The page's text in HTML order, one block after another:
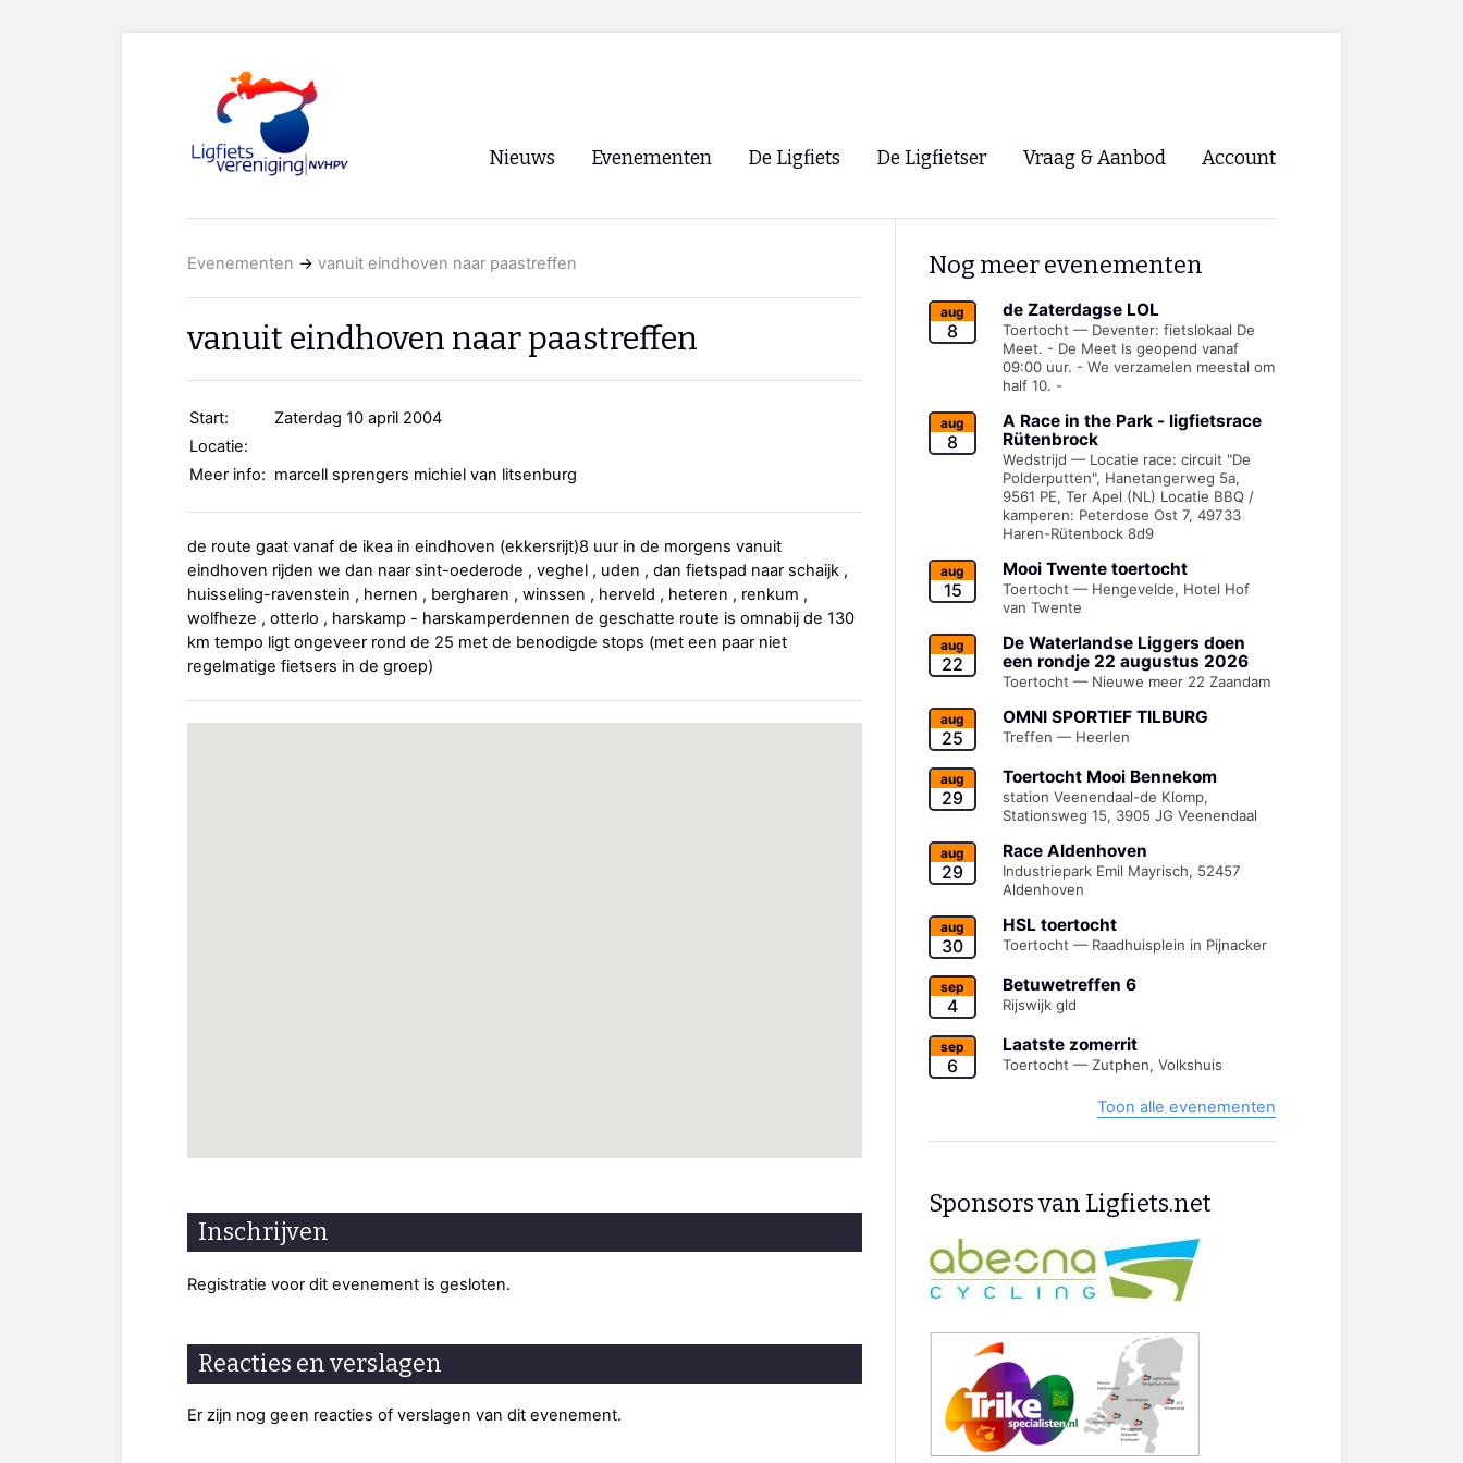
Nieuws Evenementen
WK Ligfietsen 2026
De Ligfiets De Ligfietser
Ligfietsvereninging NVHPV
Lokale Fietsverenigingen
EHPVA & EuSupino 🡺
Forum ligfietsers.nl 🡺
Vraag & Aanbod Account
Registreren
Evenementen → vanuit eindhoven naar paastreffen
vanuit eindhoven naar paastreffen
Start:
Zaterdag 10 april 2004
Locatie:
Meer info: marcell sprengers michiel van litsenburg
de route gaat vanaf de ikea in eindhoven (ekkersrijt)8 uur in de morgens vanuit
eindhoven rijden we dan naar sint-oederode , veghel , uden , dan fietspad naar schaijk ,
huisseling-ravenstein , hernen , bergharen , winssen , herveld , heteren , renkum ,
wolfheze , otterlo , harskamp - harskamperdennen de geschatte route is omnabij de 130
km tempo ligt ongeveer rond de 25 met de benodigde stops (met een paar niet
regelmatige fietsers in de groep)
Inschrijven
Registratie voor dit evenement is gesloten.
Reacties en verslagen
Er zijn nog geen reacties of verslagen van dit evenement.
Nog meer evenementen
aug
8
de Zaterdagse LOL
Toertocht — Deventer: fietslokaal De
Meet. - De Meet Is geopend vanaf
09:00 uur. - We verzamelen meestal om
half 10. -
aug
8
A Race in the Park - ligfietsrace
Rütenbrock
Wedstrijd — Locatie race: circuit "De
Polderputten", Hanetangerweg 5a,
9561 PE, Ter Apel (NL) Locatie BBQ /
kamperen: Peterdose Ost 7, 49733
Haren-Rütenbock 8d9
aug
15
Mooi Twente toertocht
Toertocht — Hengevelde, Hotel Hof
van Twente
aug
22
De Waterlandse Liggers doen
een rondje 22 augustus 2026
Toertocht — Nieuwe meer 22 Zaandam
aug
25
OMNI SPORTIEF TILBURG
Treffen — Heerlen
aug
29
Toertocht Mooi Bennekom
station Veenendaal-de Klomp,
Stationsweg 15, 3905 JG Veenendaal
aug
29
Race Aldenhoven
Industriepark Emil Mayrisch, 52457
Aldenhoven
aug
30
HSL toertocht
Toertocht — Raadhuisplein in Pijnacker
sep
4
Betuwetreffen 6
Rijswijk gld
sep
6
Laatste zomerrit
Toertocht — Zutphen, Volkshuis
Toon alle evenementen
Sponsors van Ligfiets.net